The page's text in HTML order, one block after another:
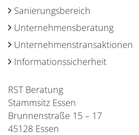
Sanierungsbereich
Unternehmensberatung
Unternehmenstransaktionen
Informationssicherheit
RST Beratung
Stammsitz Essen
Brunnenstraße 15 – 17
45128 Essen